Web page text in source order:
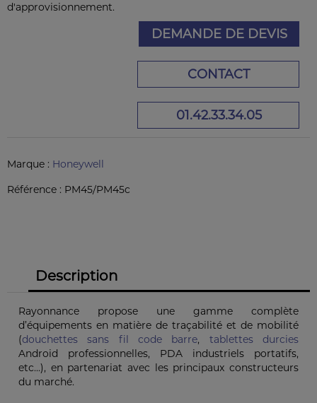
d'approvisionnement.
DEMANDE DE DEVIS
CONTACT
01.42.33.34.05
Marque : Honeywell
Référence : PM45/PM45c
Description
Rayonnance propose une gamme complète
d’équipements en matière de traçabilité et de mobilité
(douchettes sans fil code barre, tablettes durcies
Android professionnelles, PDA industriels portatifs,
etc...), en partenariat avec les principaux constructeurs
du marché.